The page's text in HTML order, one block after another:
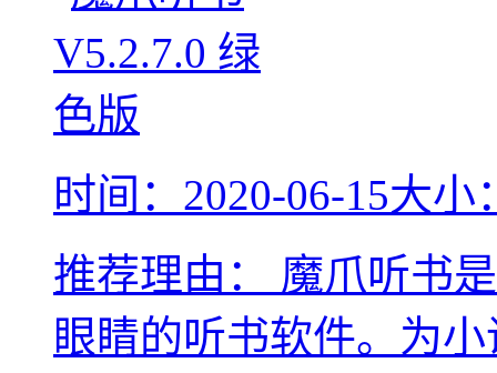
时间：2020-06-15大小
推荐理由：
魔爪听书
眼睛的听书软件。为